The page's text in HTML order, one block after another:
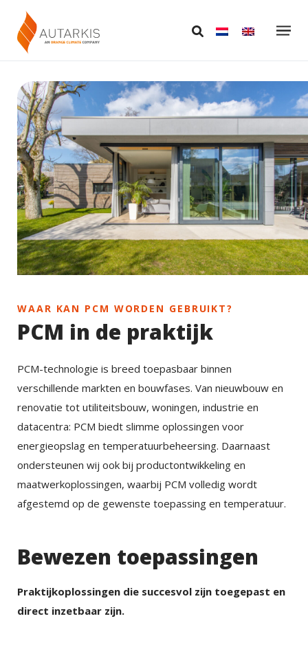
WAAR KAN PCM WORDEN GEBRUIKT?
PCM in de praktijk
PCM-technologie is breed toepasbaar binnen
verschillende markten en bouwfases. Van nieuwbouw en
renovatie tot utiliteitsbouw, woningen, industrie en
datacentra: PCM biedt slimme oplossingen voor
energieopslag en temperatuurbeheersing. Daarnaast
ondersteunen wij ook bij productontwikkeling en
maatwerkoplossingen, waarbij PCM volledig wordt
afgestemd op de gewenste toepassing en temperatuur.
Bewezen toepassingen
Praktijkoplossingen die succesvol zijn toegepast en
direct inzetbaar zijn.